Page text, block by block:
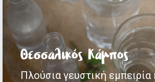
Θεσσαλικός Κάμπος
Πλούσια γευστική